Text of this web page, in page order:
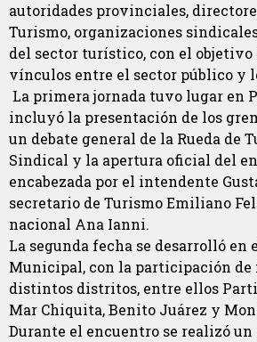
autoridades provinciales,
Turismo, organizaciones
del sector turístico, con el
vínculos entre el sector público y
La primera jornada tuvo lugar en
incluyó la presentación de los
un debate general de la Rueda de
Sindical y la apertura oficial del
encabezada por el intendente
secretario de Turismo Emiliano
nacional Ana Ianni.
La segunda fecha se desarrolló en
Municipal, con la participación de
distintos distritos, entre ellos
Mar Chiquita, Benito Juárez y
Durante el encuentro se realizó un